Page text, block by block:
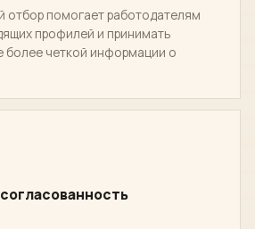
отбор помогает работодателям
профилей и принимать
более четкой информации о